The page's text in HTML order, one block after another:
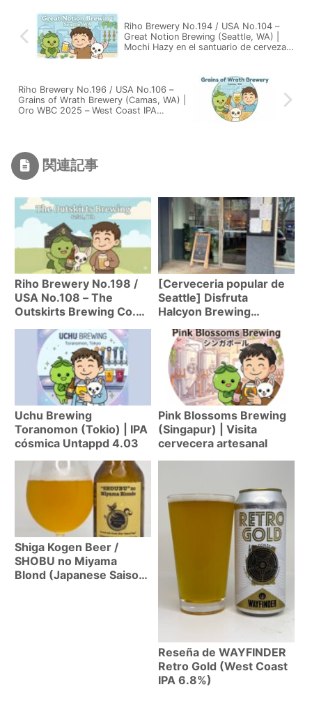
Riho Brewery No.194 / USA No.104 –
Great Notion Brewing (Seattle, WA) |
Mochi Hazy en el santuario de cervezas
Riho Brewery No.196 / USA No.106 –
Grains of Wrath Brewery (Camas, WA) |
Oro WBC 2025 – West Coast IPA
関連記事
Riho Brewery No.198 /
USA No.108 – The
Outskirts Brewing Co.
Best New Brewery
[Cerveceria popular de
Seattle] Disfruta
Halcyon Brewing
para disfrutar cerveza
artesanal en Seattle
Uchu Brewing
Toranomon (Tokio) | IPA
cósmica Untappd 4.03
Pink Blossoms Brewing
(Singapur) | Visita
cervecera artesanal
Shiga Kogen Beer /
SHOBU no Miyama
Blond (Japanese Saison
Reseña de WAYFINDER
Retro Gold (West Coast
IPA 6.8%)